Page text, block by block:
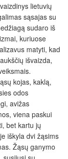
lietuvių
sąsajas su
sudaro iš
kuriuose
matyti, kad
išvaizda,
kojas, kaklą,
odos
avižas
viena paskui
bet kartu jų
iškyla dvi žąsims
Žąsų ganymo